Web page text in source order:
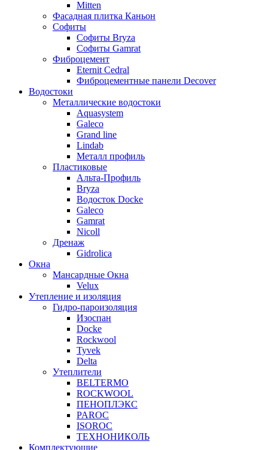
Mitten
Фасадная плитка Каньон
Софиты
Софиты Bryza
Софиты Gamrat
Фиброцемент
Eternit Cedral
Фиброцементные панели Decover
Водостоки
Металлические водостоки
Aquasystem
Galeco
Grand line
Lindab
Металл профиль
Пластиковые
Альта-Профиль
Bryza
Водосток Docke
Galeco
Gamrat
Nicoll
Дренаж
Gidrolica
Окна
Мансардные Окна
Velux
Утепление и изоляция
Гидро-пароизоляция
Изоспан
Docke
Rockwool
Tyvek
Delta
Утеплители
BELTERMO
ROCKWOOL
ПЕНОПЛЭКС
PAROC
ISOROC
ТЕХНОНИКОЛЬ
Комплектующие